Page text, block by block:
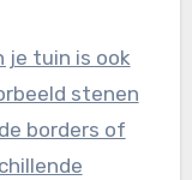
je tuin is ook
stenen
borders of